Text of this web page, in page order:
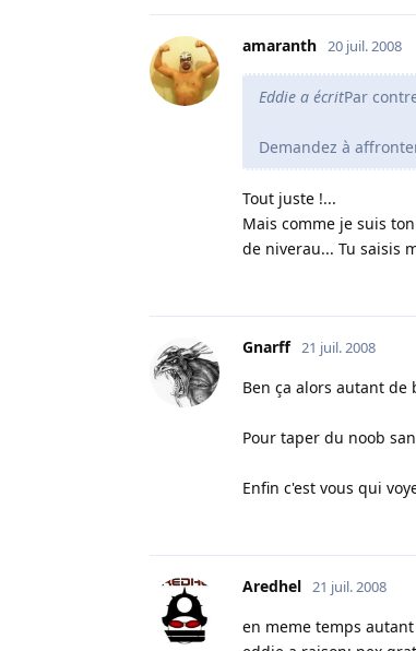
amaranth 20 juil. 2008
Eddie a écritPar
Demandez à
Tout juste !...
Mais comme je suis
de niverau... Tu saisis
Gnarff 21 juil. 2008
Ben ça alors autant de
Pour taper du noob
Enfin c'est vous qui
Aredhel 21 juil. 2008
en meme temps